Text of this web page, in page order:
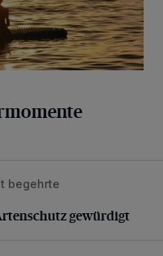
gewürdigt
begehrte
gewürdigt